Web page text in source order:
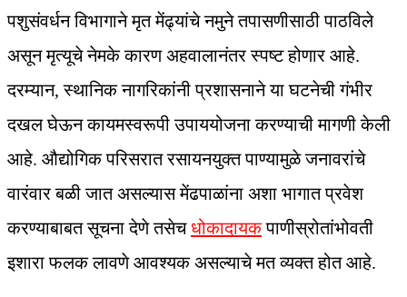
पशुसंवर्धन विभागाने मृत मेंढ्यांचे नमुने तपासणीसाठी पाठविले
असून मृत्यूचे नेमके कारण अहवालानंतर स्पष्ट होणार आहे.
दरम्यान, स्थानिक नागरिकांनी प्रशासनाने या घटनेची गंभीर
दखल घेऊन कायमस्वरूपी उपाययोजना करण्याची मागणी केली
आहे. औद्योगिक परिसरात रसायनयुक्त पाण्यामुळे जनावरांचे
वारंवार बळी जात असल्यास मेंढपाळांना अशा भागात प्रवेश
करण्याबाबत सूचना देणे तसेचधोकादायकपाणीस्रोतांभोवती
इशारा फलक लावणे आवश्यक असल्याचे मत व्यक्त होत आहे.